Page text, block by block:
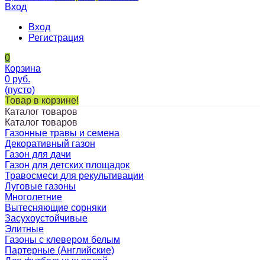
Вход
Вход
Регистрация
0
Корзина
0 руб.
(пусто)
Товар в корзине!
Каталог товаров
Каталог товаров
Газонные травы и семена
Декоративный газон
Газон для дачи
Газон для детских площадок
Травосмеси для рекультивации
Луговые газоны
Многолетние
Вытесняющие сорняки
Засухоустойчивые
Элитные
Газоны с клевером белым
Партерные (Английские)